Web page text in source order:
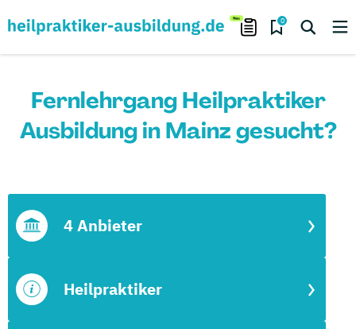
0
Fernlehrgang Heilpraktiker
Ausbildung in Mainz gesucht?
Heilpraktiker
4 Anbieter